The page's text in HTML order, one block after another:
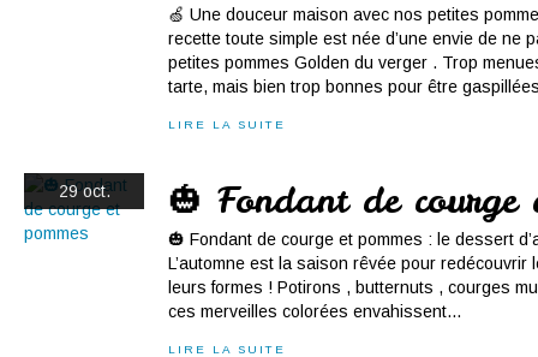
🍏 Une douceur maison avec nos petites
recette toute simple est née d’une envie de ne
petites pommes Golden du verger . Trop
tarte, mais bien trop bonnes pour être
LIRE LA SUITE
29 oct. 🎃 Fondant de courge
🎃 Fondant de courge et pommes : le dessert
L’automne est la saison rêvée pour
leurs formes ! Potirons , butternuts , courges
ces merveilles colorées envahissent...
LIRE LA SUITE